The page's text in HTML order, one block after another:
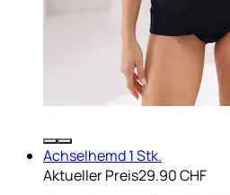
Achselhemd 1 Stk.
Aktueller Preis29.90 CHF